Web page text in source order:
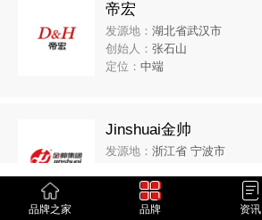
帝宏
发源地： 湖北省武汉市
创始人： 张石山
定位： 中端
Jinshuai金帅
发源地： 浙江省 宁波市
定位：中档
品牌之家 品牌 资讯